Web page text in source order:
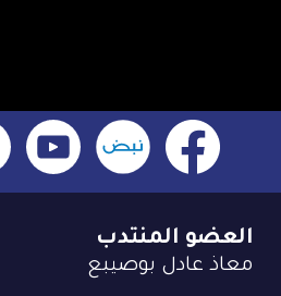
العضو المنتدب
معاذ عادل بوصيبع